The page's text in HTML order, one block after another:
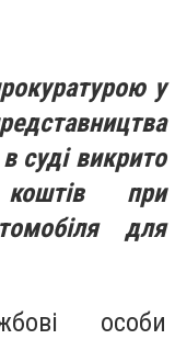
у
суді викрито
при
для
особи